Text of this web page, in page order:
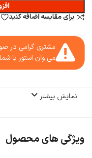
برای مقایسه اضافه کنید
مشتری گرامی در
می وان استور با
نمایش بیشتر
ویژگی های محصول